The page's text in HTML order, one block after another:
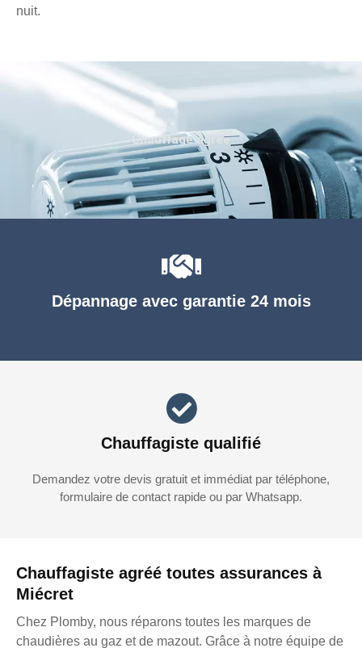
nuit.
Chauffagiste agréé toutes assurances à
Miécret
Chez Plomby, nous réparons toutes les marques de
chaudières au gaz et de mazout. Grâce à notre équipe de
Dépannage avec garantie 24 mois
Chauffagiste qualifié
Demandez votre devis gratuit et immédiat par téléphone,
formulaire de contact rapide ou par Whatsapp.
Chauffage agréé